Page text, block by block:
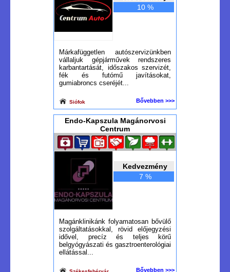
10 %
Márkafüggetlen autószervizünkben
vállaljuk gépjárművek rendszeres
karbantartását, időszakos szervizét,
fék és futómű javításokat,
gumiabroncs cseréjét...
Siófok Bővebben >>>
Endo-Kapszula Magánorvosi
Centrum
Kedvezmény
7 %
Magánklinikánk folyamatosan bővülő
szolgáltatásokkal, rövid előjegyzési
idővel, precíz és teljes körű
belgyógyászati és gasztroenterológiai
ellátással...
Bővebben >>>